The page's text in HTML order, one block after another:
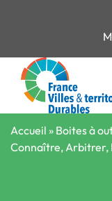
Accueil » Boites à
Connaître, Arbitrer,